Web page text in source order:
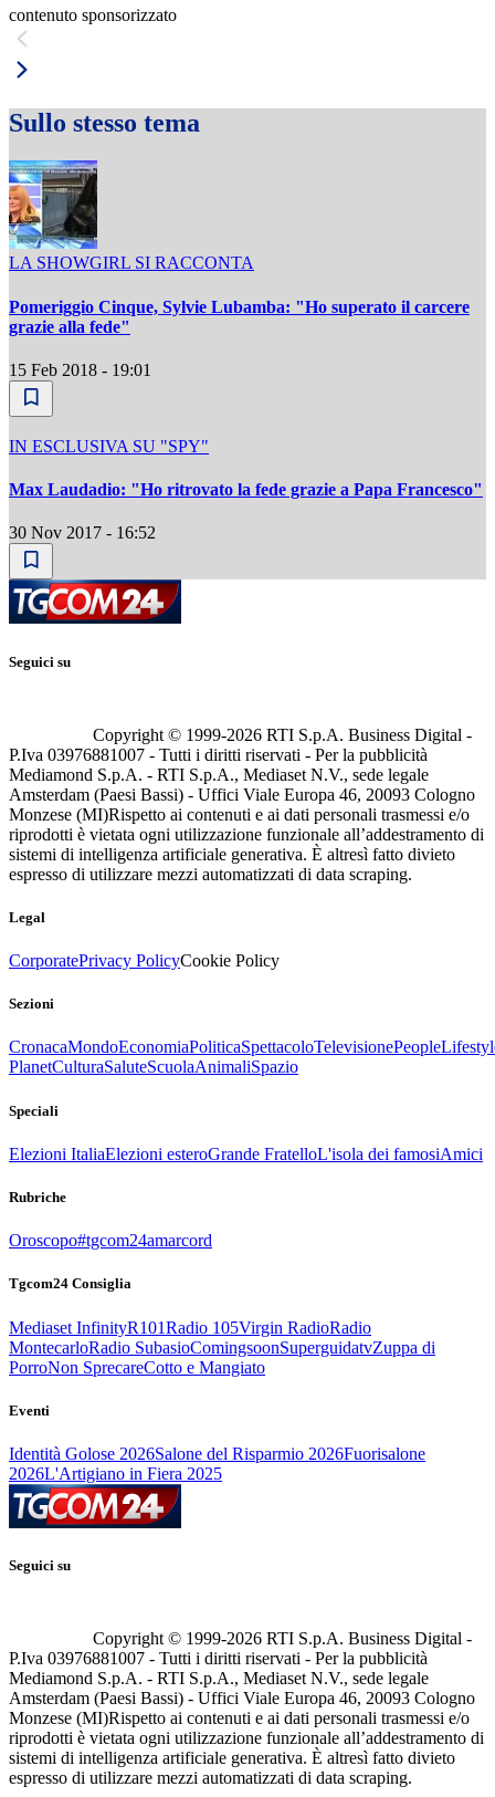
contenuto sponsorizzato
Sullo stesso tema
LA SHOWGIRL SI RACCONTA
Pomeriggio Cinque, Sylvie Lubamba: "Ho superato il carcere
grazie alla fede"
15 Feb 2018 - 19:01
IN ESCLUSIVA SU "SPY"
Max Laudadio: "Ho ritrovato la fede grazie a Papa Francesco"
30 Nov 2017 - 16:52
Seguici su
Copyright © 1999-2026 RTI S.p.A. Business Digital -
P.Iva 03976881007 - Tutti i diritti riservati - Per la pubblicità
Mediamond S.p.A. - RTI S.p.A., Mediaset N.V., sede legale
Amsterdam (Paesi Bassi) - Uffici Viale Europa 46, 20093 Cologno
Monzese (MI)Rispetto ai contenuti e ai dati personali trasmessi e/o
riprodotti è vietata ogni utilizzazione funzionale all’addestramento di
sistemi di intelligenza artificiale generativa. È altresì fatto divieto
espresso di utilizzare mezzi automatizzati di data scraping.
Legal
CorporatePrivacy PolicyCookie Policy
Sezioni
CronacaMondoEconomiaPoliticaSpettacoloTelevisionePeople
PlanetCulturaSaluteScuolaAnimaliSpazio
Speciali
Elezioni ItaliaElezioni esteroGrande FratelloL'isola dei famosiAmici
Rubriche
Oroscopo#tgcom24amarcord
Tgcom24 Consiglia
Mediaset InfinityR101Radio 105Virgin RadioRadio
MontecarloRadio SubasioComingsoonSuperguidatvZuppa di
PorroNon SprecareCotto e Mangiato
Eventi
Identità Golose 2026Salone del Risparmio 2026Fuorisalone
2026L'Artigiano in Fiera 2025
Seguici su
Copyright © 1999-2026 RTI S.p.A. Business Digital -
P.Iva 03976881007 - Tutti i diritti riservati - Per la pubblicità
Mediamond S.p.A. - RTI S.p.A., Mediaset N.V., sede legale
Amsterdam (Paesi Bassi) - Uffici Viale Europa 46, 20093 Cologno
Monzese (MI)Rispetto ai contenuti e ai dati personali trasmessi e/o
riprodotti è vietata ogni utilizzazione funzionale all’addestramento di
sistemi di intelligenza artificiale generativa. È altresì fatto divieto
espresso di utilizzare mezzi automatizzati di data scraping.